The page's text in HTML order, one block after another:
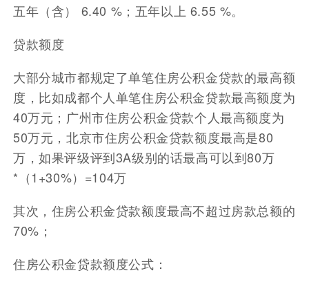
五年（含） 6.40 %；五年以上 6.55 %。
贷款额度
大部分城市都规定了单笔住房公积金贷款的最高额
度，比如成都个人单笔住房公积金贷款最高额度为
40万元；广州市住房公积金贷款个人最高额度为
50万元，北京市住房公积金贷款额度最高是80
万，如果评级评到3A级别的话最高可以到80万
*（1+30%）=104万
其次，住房公积金贷款额度最高不超过房款总额的
70%；
住房公积金贷款额度公式：